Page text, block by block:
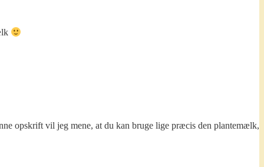
opskrift vil jeg mene, at du kan bruge lige præcis den plantemælk,